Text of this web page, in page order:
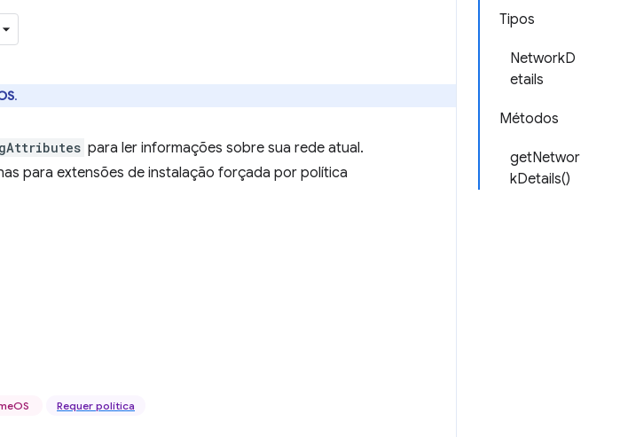
Tipos
NetworkD
etails
Métodos
getNetwor
kDetails()
.
para ler informações sobre sua rede atual.
para extensões de instalação forçada por política
Requer política